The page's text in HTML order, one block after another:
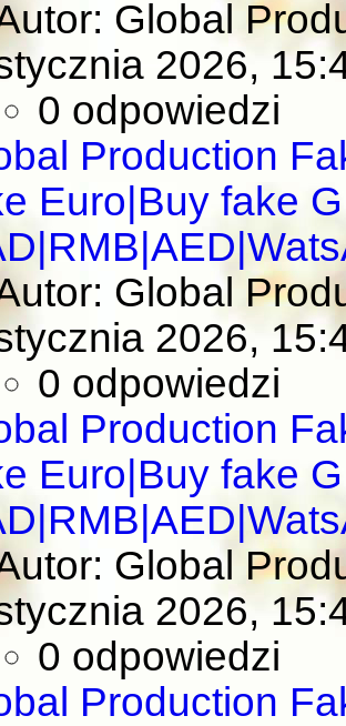
Global
2026,
0 odpowiedzi
Production
Euro|Buy fake
Global
2026,
0 odpowiedzi
Production
Euro|Buy fake
Global
2026,
0 odpowiedzi
Production